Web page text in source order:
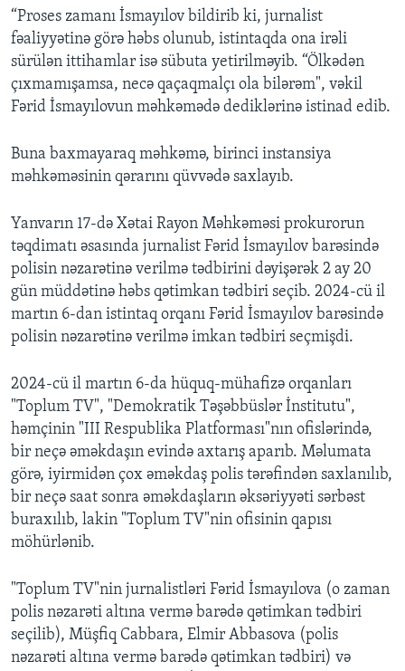
“Proses zamanı İsmayılov bildirib ki, jurnalist
fəaliyyətinə görə həbs olunub, istintaqda ona irəli
sürülən ittihamlar isə sübuta yetirilməyib. “Ölkədən
çıxmamışamsa, necə qaçaqmalçı ola bilərəm", vəkil
Fərid İsmayılovun məhkəmədə dediklərinə istinad edib.
Buna baxmayaraq məhkəmə, birinci instansiya
məhkəməsinin qərarını qüvvədə saxlayıb.
Yanvarın 17-də Xətai Rayon Məhkəməsi prokurorun
təqdimatı əsasında jurnalist Fərid İsmayılov barəsində
polisin nəzarətinə verilmə tədbirini dəyişərək 2 ay 20
gün müddətinə həbs qətimkan tədbiri seçib. 2024-cü il
martın 6-dan istintaq orqanı Fərid İsmayılov barəsində
polisin nəzarətinə verilmə imkan tədbiri seçmişdi.
2024-cü il martın 6-da hüquq-mühafizə orqanları
"Toplum TV", "Demokratik Təşəbbüslər İnstitutu",
həmçinin "III Respublika Platforması"nın ofislərində,
bir neçə əməkdaşın evində axtarış aparıb. Məlumata
görə, iyirmidən çox əməkdaş polis tərəfindən saxlanılıb,
bir neçə saat sonra əməkdaşların əksəriyyəti sərbəst
buraxılıb, lakin "Toplum TV"nin ofisinin qapısı
möhürlənib.
"Toplum TV"nin jurnalistləri Fərid İsmayılova (o zaman
polis nəzarəti altına vermə barədə qətimkan tədbiri
seçilib), Müşfiq Cabbara, Elmir Abbasova (polis
nəzarəti altına vermə barədə qətimkan tədbiri) və